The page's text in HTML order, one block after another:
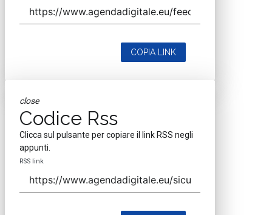
COPIA LINK
close
Codice Rss
Clicca sul pulsante per copiare il link RSS negli
appunti.
RSS link